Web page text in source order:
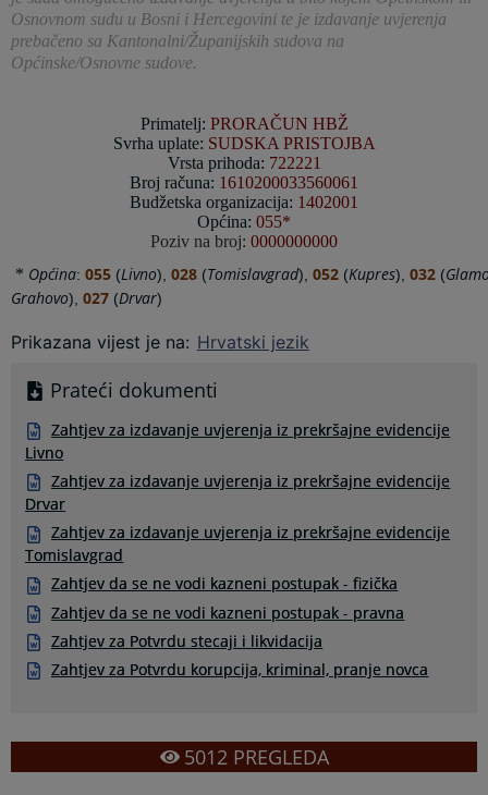
Osnovnom sudu u Bosni i Hercegovini te je izdavanje uvjerenja
prebačeno sa Kantonalni/Županijskih sudova na
Općinske/Osnovne sudove.
Primatelj: PRORAČUN HBŽ
Svrha uplate: SUDSKA PRISTOJBA
Vrsta prihoda: 722221
Broj računa: 1610200033560061
Budžetska organizacija: 1402001
Općina: 055*
Poziv na broj: 0000000000
* Općina:055 (Livno),028 (Tomislavgrad),052 (Kupres),032 (
Grahovo),027 (Drvar)
Prikazana vijest je na: Hrvatski jezik
Prateći dokumenti
Zahtjev za izdavanje uvjerenja iz prekršajne evidencije
Livno
Zahtjev za izdavanje uvjerenja iz prekršajne evidencije
Drvar
Zahtjev za izdavanje uvjerenja iz prekršajne evidencije
Tomislavgrad
Zahtjev da se ne vodi kazneni postupak - fizička
Zahtjev da se ne vodi kazneni postupak - pravna
Zahtjev za Potvrdu stecaji i likvidacija
Zahtjev za Potvrdu korupcija, kriminal, pranje novca
5012 PREGLEDA